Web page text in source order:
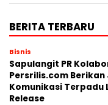
BERITA TERBARU
Bisnis
Sapulangit PR
Persrilis.com Berikan
Komunikasi Terpadu
Release